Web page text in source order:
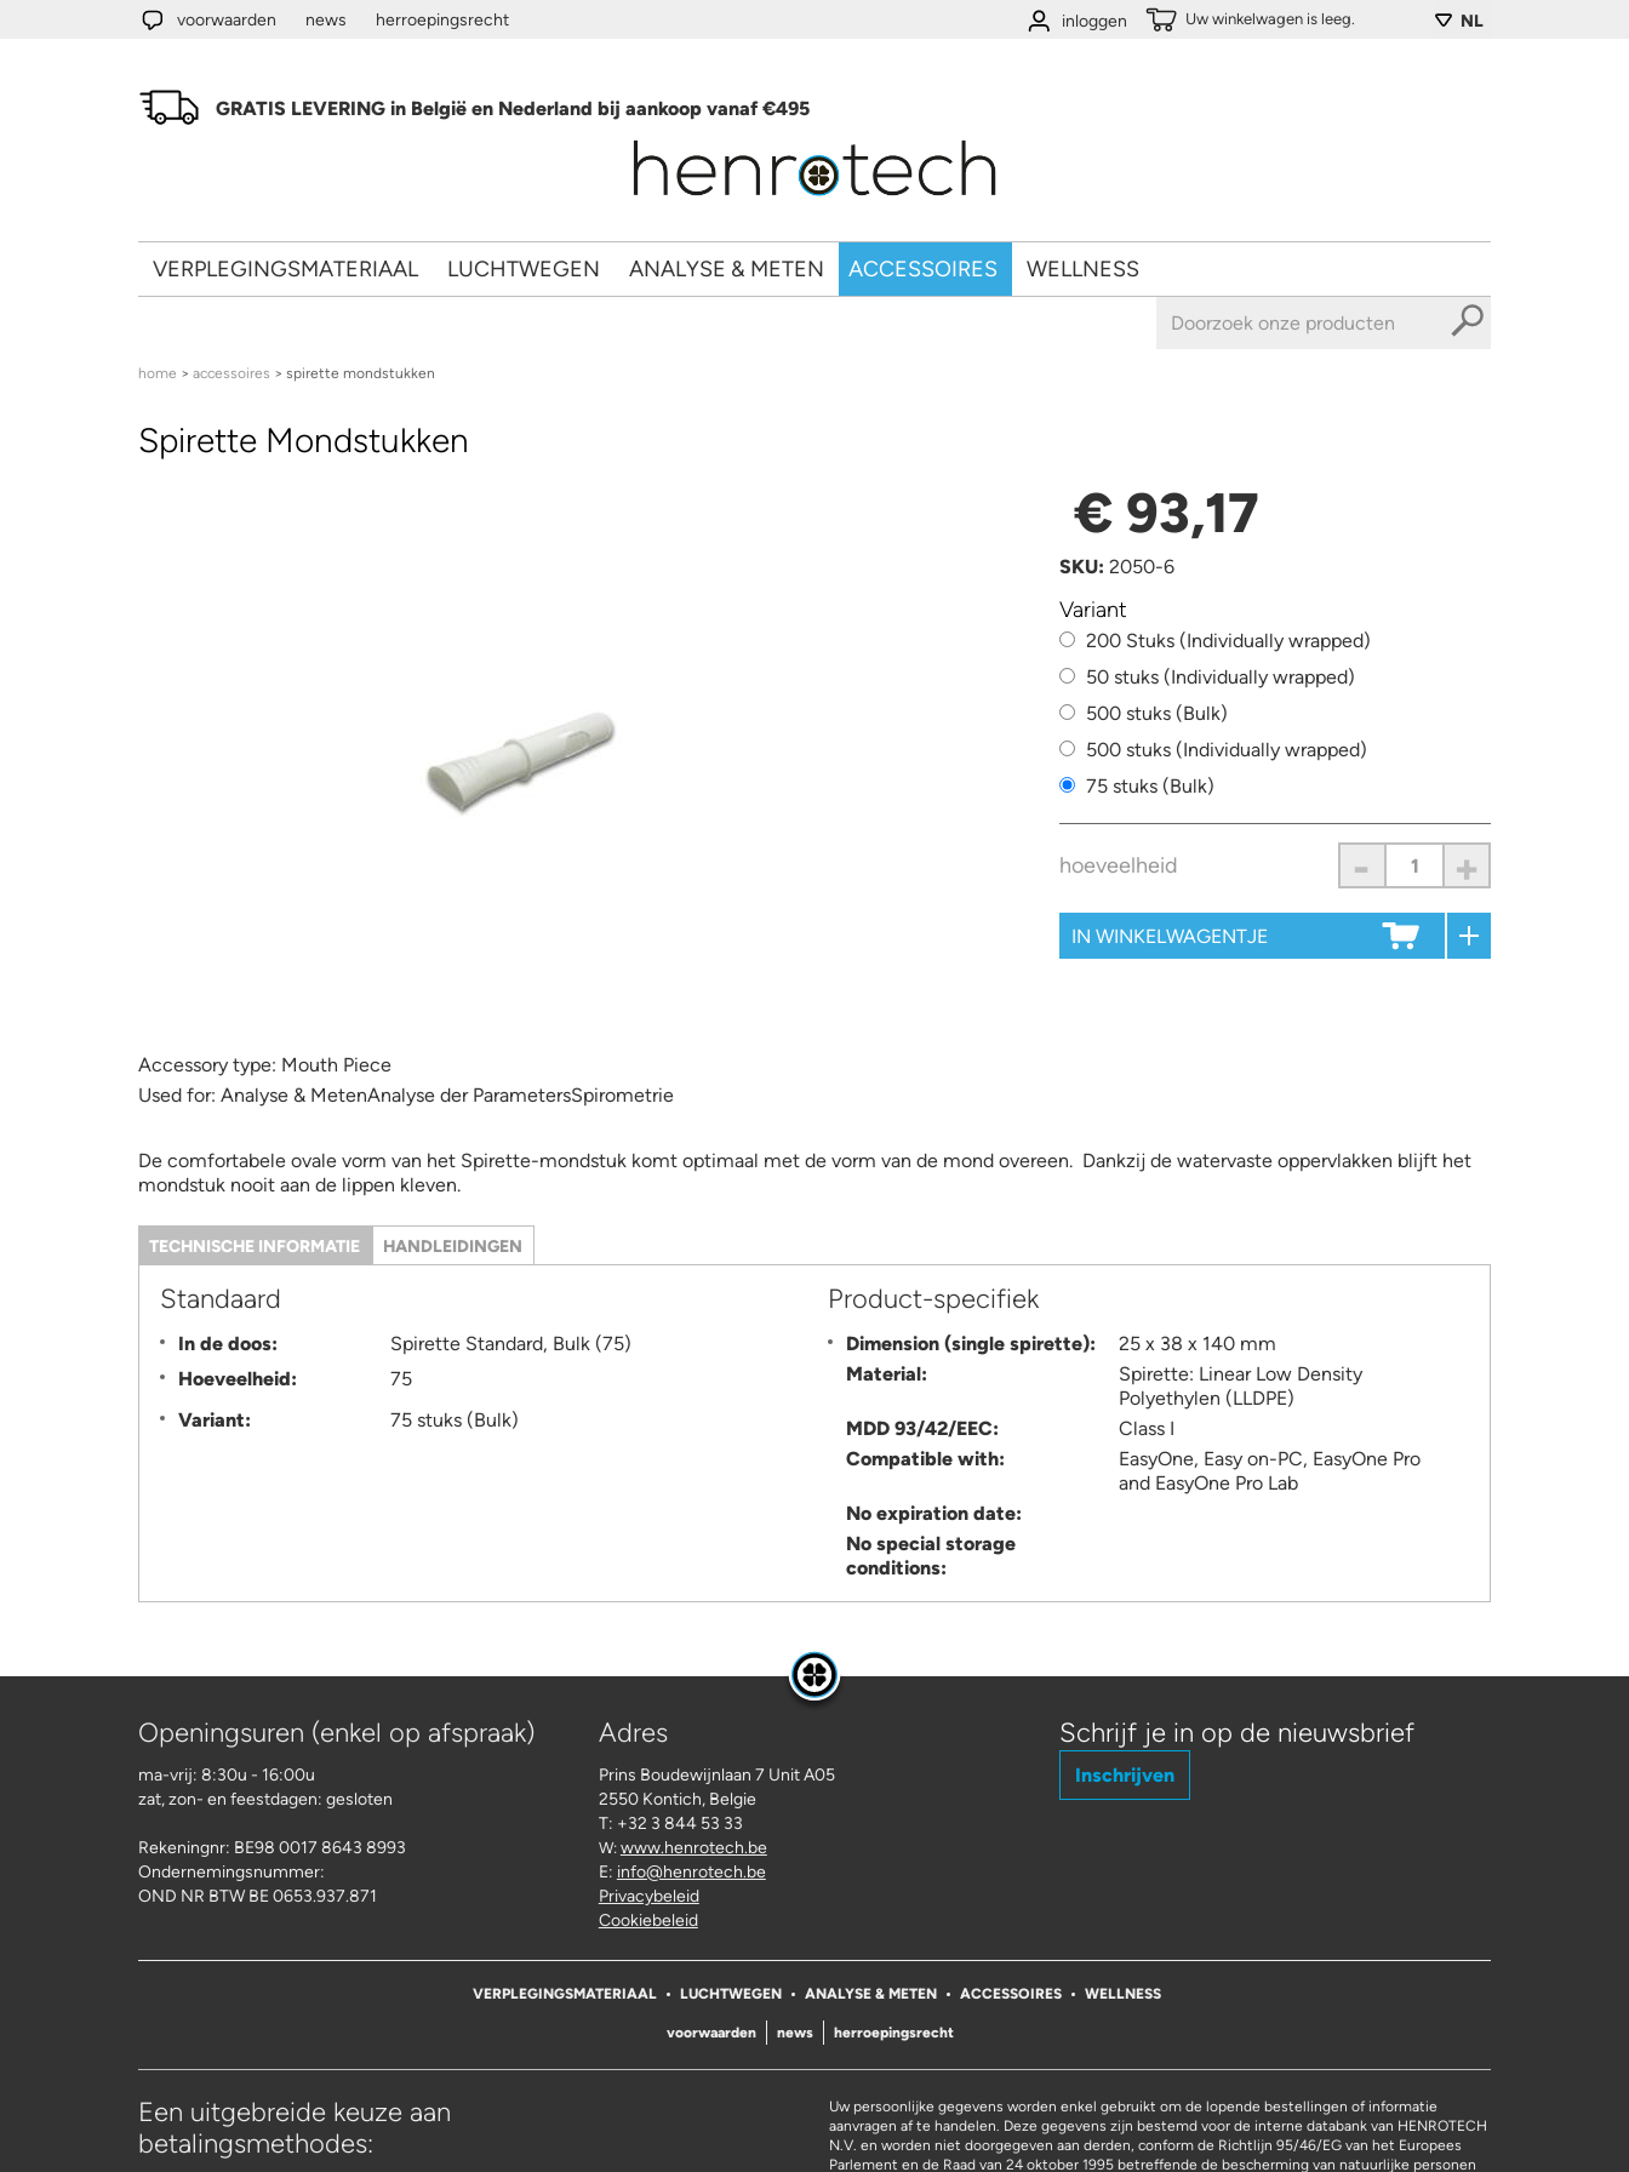
Overslaan en naar de algemene inhoud gaan
voorwaarden news herroepingsrecht NL
Uw winkelwagen is leeg.
inloggen
GRATIS LEVERING in België en Nederland bij aankoop vanaf €495
VERPLEGINGSMATERIAAL LUCHTWEGEN ANALYSE & METEN ACCESSOIRES WELLNESS
U bent hier
home > accessoires > spirette mondstukken
Spirette Mondstukken
Accessory type: Mouth Piece
Used for: Analyse & MetenAnalyse der ParametersSpirometrie
€ 93,17
SKU: 2050-6
Variant
200 Stuks (Individually wrapped)
50 stuks (Individually wrapped)
500 stuks (Bulk)
500 stuks (Individually wrapped)
75 stuks (Bulk)
hoeveelheid - +
De comfortabele ovale vorm van het Spirette-mondstuk komt optimaal met de vorm van de mond overeen. Dankzij de watervaste oppervlakken blijft het
mondstuk nooit aan de lippen kleven.
Information
TECHNISCHE INFORMATIE (ACTIEVE
TABBLAD)
HANDLEIDINGEN
Standaard
In de doos:
Spirette Standard, Bulk (75)
Hoeveelheid:
75
Variant:
75 stuks (Bulk)
Product-specifiek
Dimension (single spirette):
25 x 38 x 140 mm
Material:
Spirette: Linear Low Density
Polyethylen (LLDPE)
MDD 93/42/EEC:
Class I
Compatible with:
EasyOne, Easy on-PC, EasyOne Pro
and EasyOne Pro Lab
No expiration date:
No special storage
conditions:
Openingsuren (enkel op afspraak)
ma-vrij: 8:30u - 16:00u
zat, zon- en feestdagen: gesloten
Rekeningnr: BE98 0017 8643 8993
Ondernemingsnummer:
OND NR BTW BE 0653.937.871
Adres
Prins Boudewijnlaan 7 Unit A05
2550 Kontich, Belgie
T: +32 3 844 53 33
W: www.henrotech.be
E: info@henrotech.be
Privacybeleid
Cookiebeleid
Schrijf je in op de nieuwsbrief
Inschrijven
VERPLEGINGSMATERIAAL LUCHTWEGEN ANALYSE & METEN ACCESSOIRES WELLNESS
voorwaarden news herroepingsrecht
Een uitgebreide keuze aan
betalingsmethodes:
Uw persoonlijke gegevens worden enkel gebruikt om de lopende bestellingen of informatie
aanvragen af te handelen. Deze gegevens zijn bestemd voor de interne databank van HENROTECH
N.V. en worden niet doorgegeven aan derden, conform de Richtlijn 95/46/EG van het Europees
Parlement en de Raad van 24 oktober 1995 betreffende de bescherming van natuurlijke personen